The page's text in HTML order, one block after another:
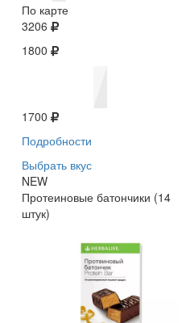
По карте
3206
1800
1700
Подробности
Выбрать вкус
NEW
Протеиновые батончики (14
штук)